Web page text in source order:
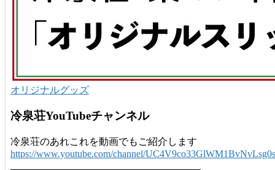
オリジナルグッズ
冷泉荘YouTubeチャンネル
冷泉荘のあれこれを動画でもご紹介します
https://www.youtube.com/channel/